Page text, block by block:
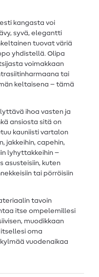
kangasta voi
syvä, elegantti
tuovat väriä
yhdistellä. Olipa
voimakkaan
tai
keltaisena – tämä
ihoa vasten ja
ansiosta sitä on
kauniisti vartalon
jakkeihin, capehin,
lyhyttakkeihin –
asusteisiin, kuten
tai pörröisiin
tavoin
itse ompelemillesi
muodikkaan
oma
vuodenaikaa